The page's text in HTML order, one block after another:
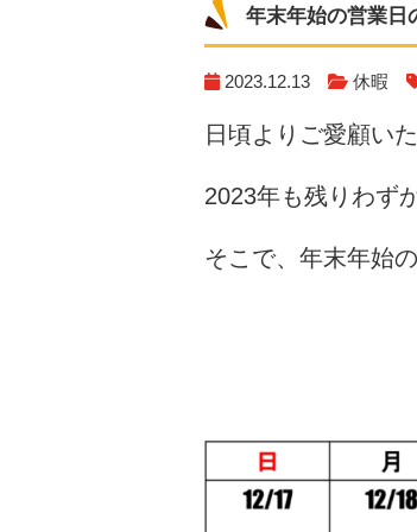
年末年始の営業日
2023.12.13 休暇
日頃よりご愛顧い
2023年も残りわず
そこで、年末年始